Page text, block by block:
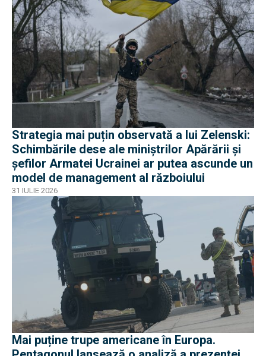
Strategia mai puțin observată a lui Zelenski:
Schimbările dese ale miniștrilor Apărării și
șefilor Armatei Ucrainei ar putea ascunde un
model de management al războiului
31 IULIE 2026
Mai puține trupe americane în Europa.